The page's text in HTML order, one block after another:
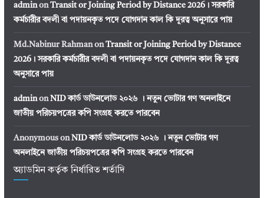
adminon Transit or Joining Period by Distance 2026। সরকারি
কর্মচারীর বদলী বা পদায়নকৃত পদে যোগদান কাল কি দূরত্ব অনুসারে পায়
Md.Nabinur Rahmanon Transit or Joining Period by Distance
2026। সরকারি কর্মচারীর বদলী বা পদায়নকৃত পদে যোগদান কাল কি দূরত্ব
অনুসারে পায়
adminon NID কার্ড ডাউনলোড ২০২৬ । নতুন ভোটার গণ অনলাইনে
জাতীয় পরিচয়পত্রের কপি সংগ্রহ করতে পারবেন
Anonymouson NID কার্ড ডাউনলোড ২০২৬ । নতুন ভোটার গণ
অনলাইনে জাতীয় পরিচয়পত্রের কপি সংগ্রহ করতে পারবেন
অ্যাডমিন কর্তৃক নির্ধারিত শর্তাদি